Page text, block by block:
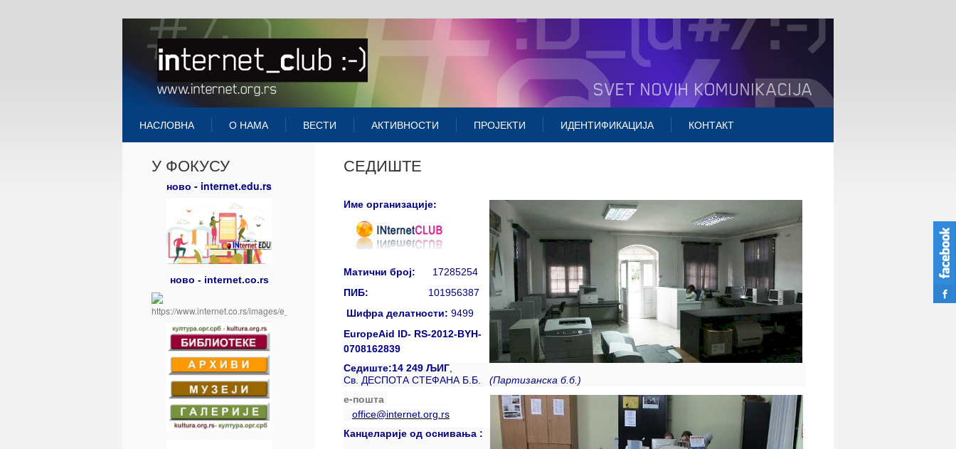
НАСЛОВНА О НАМА ВЕСТИ АКТИВНОСТИ ПРОЈЕКТИ ИДЕНТИФИКАЦИЈА КОНТАКТ
У ФОКУСУ
ново - internet.edu.rs
ново - internet.co.rs
СЕДИШТЕ
Име организације:
Матични број: 17285254
ПИБ: 101956387
Шифра делатности: 9499
EuropeAid ID- RS-2012-BYH-
0708162839
Седиште:14 249 ЉИГ
Св. ДЕСПОТА СТЕФАНА Б.Б. (Партизанска б.б.)
е-пошта
office@internet.org.rs
Канцеларије од оснивања :